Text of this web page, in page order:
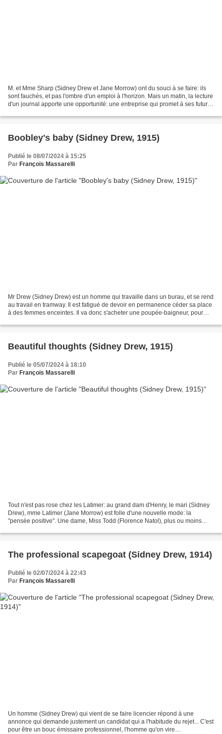
M. et Mme Sharp (Sidney Drew et Jane Morrow) ont du souci à se faire: ils
sont fauchés, et pas l'ombre d'un emploi à l'horizon. Mais un matin, la lecture
d'un journal apporte une opportunité: une entreprise qui promet à ses futurs
Boobley's baby (Sidney Drew, 1915)
Publié le 08/07/2024 à 15:25
Par François Massarelli
Mr Drew (Sidney Drew) est un homme qui travaille dans un burau, et se rend
au travail en tramway. Il est fatigué de devoir en permanence céder sa place
à des femmes enceintes. Il va donc s'acheter une poupée-baigneur, pour
Beautiful thoughts (Sidney Drew, 1915)
Publié le 05/07/2024 à 18:10
Par François Massarelli
Tout n'est pas rose chez les Latimer: au grand dam d'Henry, le mari (Sidney
Drew), mme Latimer (Jane Morrow) est folle d'une nouvelle mode: la
"pensée positive". Une dame, Miss Todd (Florence Natol), plus ou moins
The professional scapegoat (Sidney Drew, 1914)
Publié le 02/07/2024 à 22:43
Par François Massarelli
Un homme (Sidney Drew) qui vient de se faire licencier répond à une
annonce qui demande justement un candidat qui a l'habitude du rejet... C'est
pour être un bouc émissaire professionnel, l'homme qu'on vire